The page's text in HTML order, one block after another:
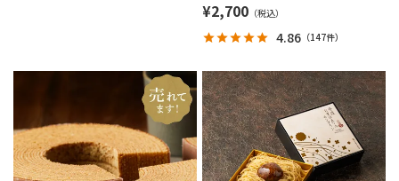
¥2,700
4.86 （147件）